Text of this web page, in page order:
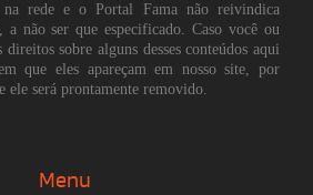
na rede e o Portal Fama não reivindica
a não ser que especificado. Caso você ou
direitos sobre alguns desses conteúdos aqui
que eles apareçam em nosso site, por
ele será prontamente removido.
Menu